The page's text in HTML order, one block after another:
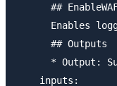
##
Enables
      ## Outputs
* Output:
    inputs: